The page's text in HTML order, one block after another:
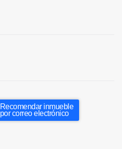
Recomendar inmueble
por correo electrónico